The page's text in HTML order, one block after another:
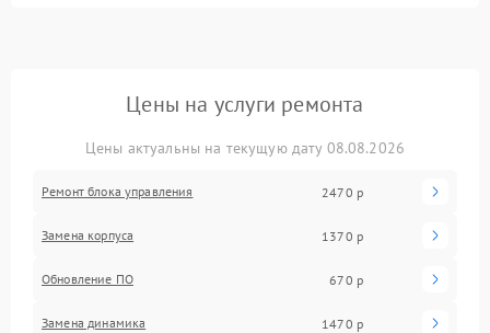
Цены на услуги ремонта
Цены актуальны на текущую дату 08.08.2026
Ремонт блока управления 2470 р
Замена корпуса 1370 р
Обновление ПО 670 р
Замена динамика 1470 р